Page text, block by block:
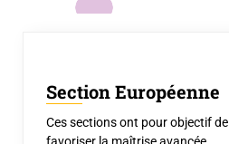
Section Européenne
Ces sections ont pour objectif de